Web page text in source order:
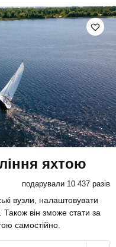
яхтою
подарували 10 437 разів
вузли, налаштовувати
Також він зможе стати за
самостійно.